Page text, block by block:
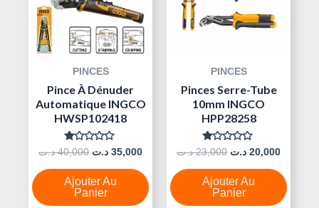
PINCES
Pince À Dénuder
Automatique INGCO
HWSP102418
Note
Sur
5
40,000 د.ت 35,000 د.ت
Ajouter Au
Panier
PINCES
Pinces Serre-Tube
10mm INGCO
HPP28258
Note
Sur
5
23,000 د.ت 20,000 د.ت
Ajouter Au
Panier